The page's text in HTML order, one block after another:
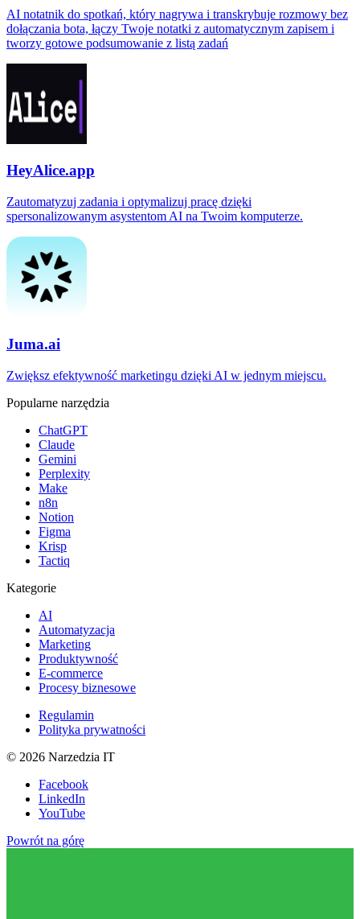
AI notatnik do spotkań, który nagrywa i transkrybuje rozmowy bez
dołączania bota, łączy Twoje notatki z automatycznym zapisem i
tworzy gotowe podsumowanie z listą zadań
HeyAlice.app
Zautomatyzuj zadania i optymalizuj pracę dzięki
spersonalizowanym asystentom AI na Twoim komputerze.
Juma.ai
Zwiększ efektywność marketingu dzięki AI w jednym miejscu.
Popularne narzędzia
ChatGPT
Claude
Gemini
Perplexity
Make
n8n
Notion
Figma
Krisp
Tactiq
Kategorie
AI
Automatyzacja
Marketing
Produktywność
E-commerce
Procesy biznesowe
Regulamin
Polityka prywatności
© 2026 Narzedzia IT
Facebook
LinkedIn
YouTube
Powrót na górę